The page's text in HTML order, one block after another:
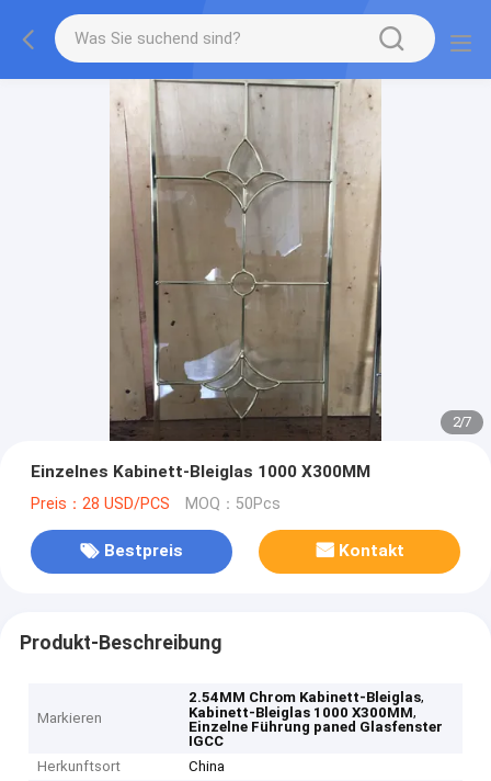
2/7
Einzelnes Kabinett-Bleiglas 1000 X300MM
Preis：28 USD/PCS MOQ：50Pcs
Bestpreis Kontakt
Produkt-Beschreibung
Markieren
2.54MM Chrom Kabinett-Bleiglas,
Kabinett-Bleiglas 1000 X300MM,
Einzelne Führung paned Glasfenster
IGCC
Herkunftsort
China